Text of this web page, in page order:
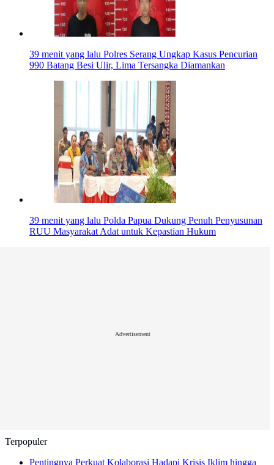
39 menit yang lalu Polres Serang Ungkap Kasus Pencurian
990 Batang Besi Ulir, Lima Tersangka Diamankan
39 menit yang lalu Polda Papua Dukung Penuh Penyusunan
RUU Masyarakat Adat untuk Kepastian Hukum
Advertisement
Terpopuler
Pentingnya Perkuat Kolaborasi Hadapi Krisis Iklim hingga